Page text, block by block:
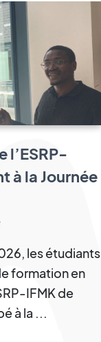
l’ESRP-
à la Journée
de
les étudiants
formation en
IFMK de
à la ...